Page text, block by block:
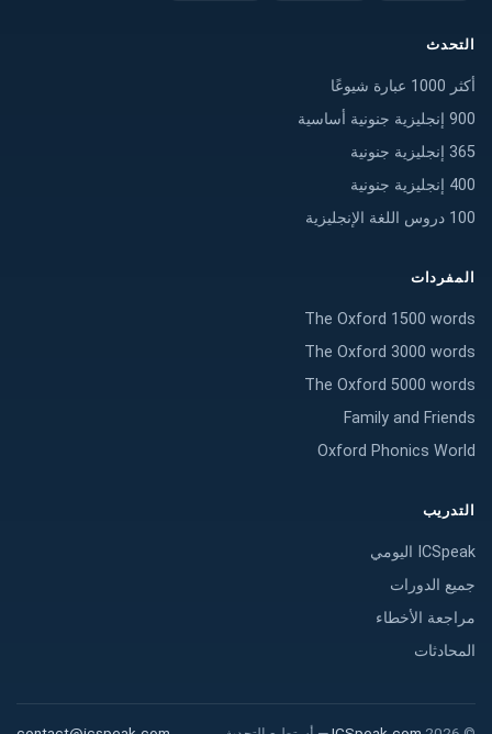
التحدث
أكثر 1000 عبارة شيوعًا
900 إنجليزية جنونية أساسية
365 إنجليزية جنونية
400 إنجليزية جنونية
100 دروس اللغة الإنجليزية
المفردات
The Oxford 1500 words
The Oxford 3000 words
The Oxford 5000 words
Family and Friends
Oxford Phonics World
التدريب
ICSpeak اليومي
جميع الدورات
مراجعة الأخطاء
المحادثات